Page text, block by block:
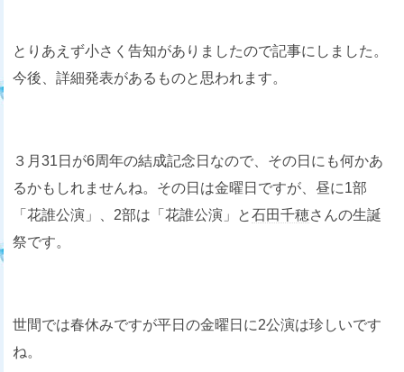
とりあえず小さく告知がありましたので記事にしました。
今後、詳細発表があるものと思われます。
３月31日が6周年の結成記念日なので、その日にも何かあ
るかもしれませんね。その日は金曜日ですが、昼に1部
「花誰公演」、2部は「花誰公演」と石田千穂さんの生誕
祭です。
世間では春休みですが平日の金曜日に2公演は珍しいです
ね。